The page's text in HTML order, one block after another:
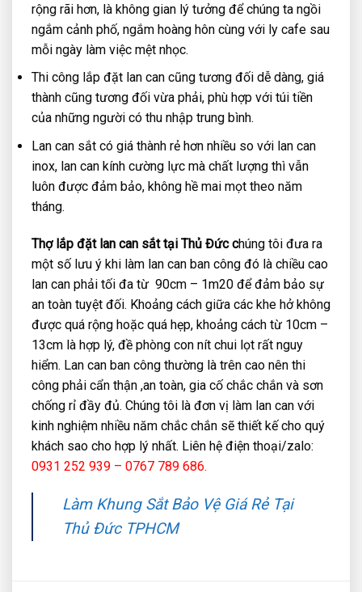
rộng rãi hơn, là không gian lý tưởng để chúng ta ngồi
ngắm cảnh phố, ngắm hoàng hôn cùng với ly cafe sau
mỗi ngày làm việc mệt nhọc.
Thi công lắp đặt lan can cũng tương đối dễ dàng, giá
thành cũng tương đối vừa phải, phù hợp với túi tiền
của những người có thu nhập trung bình.
Lan can sắt có giá thành rẻ hơn nhiều so với lan can
inox, lan can kính cường lực mà chất lượng thì vẫn
luôn được đảm bảo, không hề mai mọt theo năm
tháng.
Thợ lắp đặt lan can sắt tại Thủ Đức chúng tôi đưa ra
một số lưu ý khi làm lan can ban công đó là chiều cao
lan can phải tối đa từ 90cm – 1m20 để đảm bảo sự
an toàn tuyệt đối. Khoảng cách giữa các khe hở không
được quá rộng hoặc quá hẹp, khoảng cách từ 10cm –
13cm là hợp lý, đề phòng con nít chui lọt rất nguy
hiểm. Lan can ban công thường là trên cao nên thi
công phải cẩn thận ,an toàn, gia cố chắc chắn và sơn
chống rỉ đầy đủ. Chúng tôi là đơn vị làm lan can với
kinh nghiệm nhiều năm chắc chắn sẽ thiết kế cho quý
khách sao cho hợp lý nhất. Liên hệ điện thoại/zalo:
0931 252 939 – 0767 789 686.
Làm Khung Sắt Bảo Vệ Giá Rẻ Tại
Thủ Đức TPHCM